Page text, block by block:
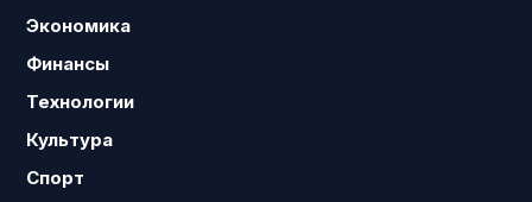
Экономика
Финансы
Технологии
Культура
Спорт